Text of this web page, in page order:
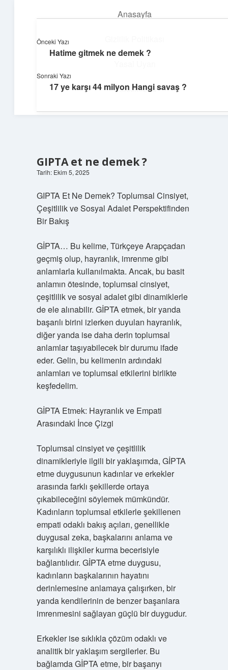
Anasayfa
Hakkımızda
Günlük Notlar
Günlük yaşama tat katan küçük bilgiler.
GIPTA et ne demek ?
Tarih: Ekim 5, 2025
GIPTA Et Ne Demek? Toplumsal Cinsiyet,
Çeşitlilik ve Sosyal Adalet Perspektifinden
Bir Bakış
GİPTA… Bu kelime, Türkçeye Arapçadan
geçmiş olup, hayranlık, imrenme gibi
anlamlarla kullanılmakta. Ancak, bu basit
anlamın ötesinde, toplumsal cinsiyet,
çeşitlilik ve sosyal adalet gibi dinamiklerle
de ele alınabilir. GİPTA etmek, bir yanda
başarılı birini izlerken duyulan hayranlık,
diğer yanda ise daha derin toplumsal
anlamlar taşıyabilecek bir durumu ifade
eder. Gelin, bu kelimenin ardındaki
anlamları ve toplumsal etkilerini birlikte
keşfedelim.
GİPTA Etmek: Hayranlık ve Empati
Arasındaki İnce Çizgi
Toplumsal cinsiyet ve çeşitlilik
dinamikleriyle ilgili bir yaklaşımda, GİPTA
etme duygusunun kadınlar ve erkekler
arasında farklı şekillerde ortaya
çıkabileceğini söylemek mümkündür.
Kadınların toplumsal etkilerle şekillenen
empati odaklı bakış açıları, genellikle
duygusal zeka, başkalarını anlama ve
karşılıklı ilişkiler kurma becerisiyle
bağlantılıdır. GİPTA etme duygusu,
kadınların başkalarının hayatını
derinlemesine anlamaya çalışırken, bir
yanda kendilerinin de benzer başarılara
imrenmesini sağlayan güçlü bir duygudur.
Erkekler ise sıklıkla çözüm odaklı ve
analitik bir yaklaşım sergilerler. Bu
bağlamda GİPTA etme, bir başarıyı
Önceki Yazı
Hatime gitmek ne demek ?
Sonraki Yazı
17 ye karşı 44 milyon Hangi savaş ?